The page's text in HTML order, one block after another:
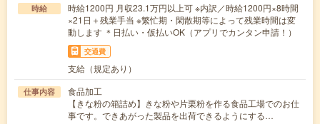
時給
時給1200円 月収23.1万円以上可 ※内訳／時給1200円×8時間
×21日＋残業手当 ※繁忙期・閑散期等によって残業時間は変
動します ＊日払い・仮払いOK（アプリでカンタン申請！）
交通費
支給（規定あり）
仕事内容
食品加工
【きな粉の箱詰め】きな粉や片栗粉を作る食品工場でのお仕
事です。できあがった製品を出荷できるようにする…